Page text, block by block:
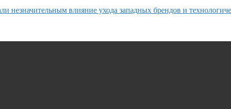
незначительным влияние ухода западных брендов и